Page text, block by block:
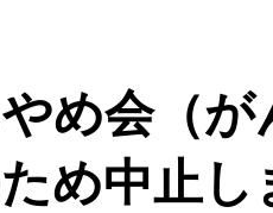
め会（
め中止し